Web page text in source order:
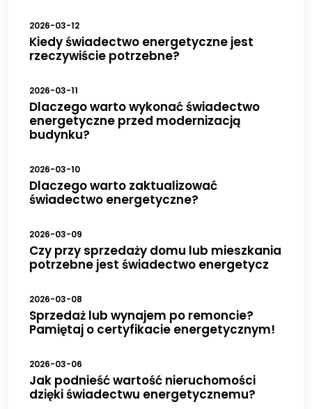
2026-03-12
Kiedy świadectwo energetyczne jest
rzeczywiście potrzebne?
2026-03-11
Dlaczego warto wykonać świadectwo
energetyczne przed modernizacją
budynku?
2026-03-10
Dlaczego warto zaktualizować
świadectwo energetyczne?
2026-03-09
Czy przy sprzedaży domu lub mieszkania
potrzebne jest świadectwo energetycz
2026-03-08
Sprzedaż lub wynajem po remoncie?
Pamiętaj o certyfikacie energetycznym!
2026-03-06
Jak podnieść wartość nieruchomości
dzięki świadectwu energetycznemu?